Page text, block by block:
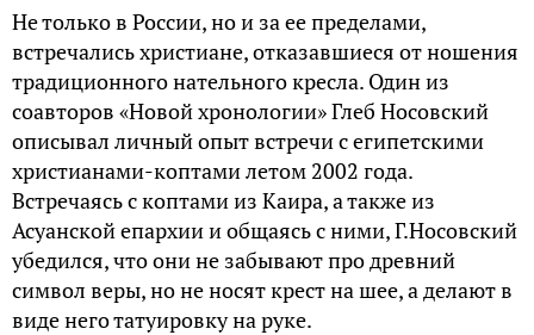
Не только в России, но и за ее пределами,
встречались христиане, отказавшиеся от ношения
традиционного нательного кресла. Один из
соавторов «Новой хронологии» Глеб Носовский
описывал личный опыт встречи с египетскими
христианами-коптами летом 2002 года.
Встречаясь с коптами из Каира, а также из
Асуанской епархии и общаясь с ними, Г.Носовский
убедился, что они не забывают про древний
символ веры, но не носят крест на шее, а делают в
виде него татуировку на руке.